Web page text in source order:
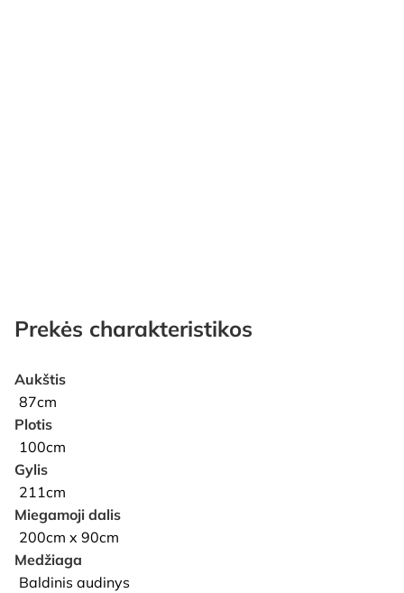
Prekės charakteristikos
Aukštis
87cm
Plotis
100cm
Gylis
211cm
Miegamoji dalis
200cm x 90cm
Medžiaga
Baldinis audinys